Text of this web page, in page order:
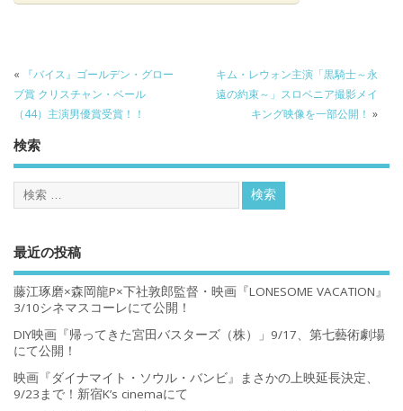
«
『バイス』ゴールデン・グロー
ブ賞 クリスチャン・ベール
（44）主演男優賞受賞！！
キム・レウォン主演「黒騎士～永
遠の約束～」スロベニア撮影メイ
キング映像を一部公開！ »
検索
最近の投稿
藤江琢磨×森岡龍P×下社敦郎監督・映画『LONESOME VACATION』
3/10シネマスコーレにて公開！
DIY映画『帰ってきた宮田バスターズ（株）」9/17、第七藝術劇場
にて公開！
映画『ダイナマイト・ソウル・バンビ』まさかの上映延長決定、
9/23まで！新宿K’s cinemaにて